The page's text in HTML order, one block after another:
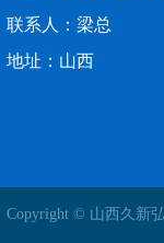
联系人：梁总
地址：山西
Copyright © 山西久新